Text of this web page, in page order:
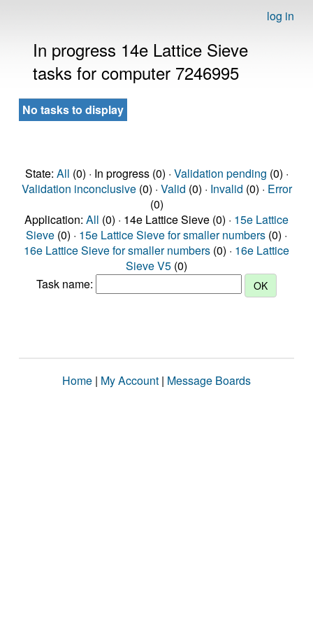
log in
In progress 14e Lattice Sieve
tasks for computer 7246995
No tasks to display
State: All (0) · In progress (0) · Validation pending (0) ·
Validation inconclusive(0) · Valid (0) · Invalid (0) · Error
(0)
Application: All (0) · 14e Lattice Sieve (0) · 15e Lattice
Sieve (0) · 15e Lattice Sieve for smaller numbers (0) ·
16e Lattice Sieve for smaller numbers (0) · 16e Lattice
Sieve V5 (0)
Task name:
Home | My Account | Message Boards